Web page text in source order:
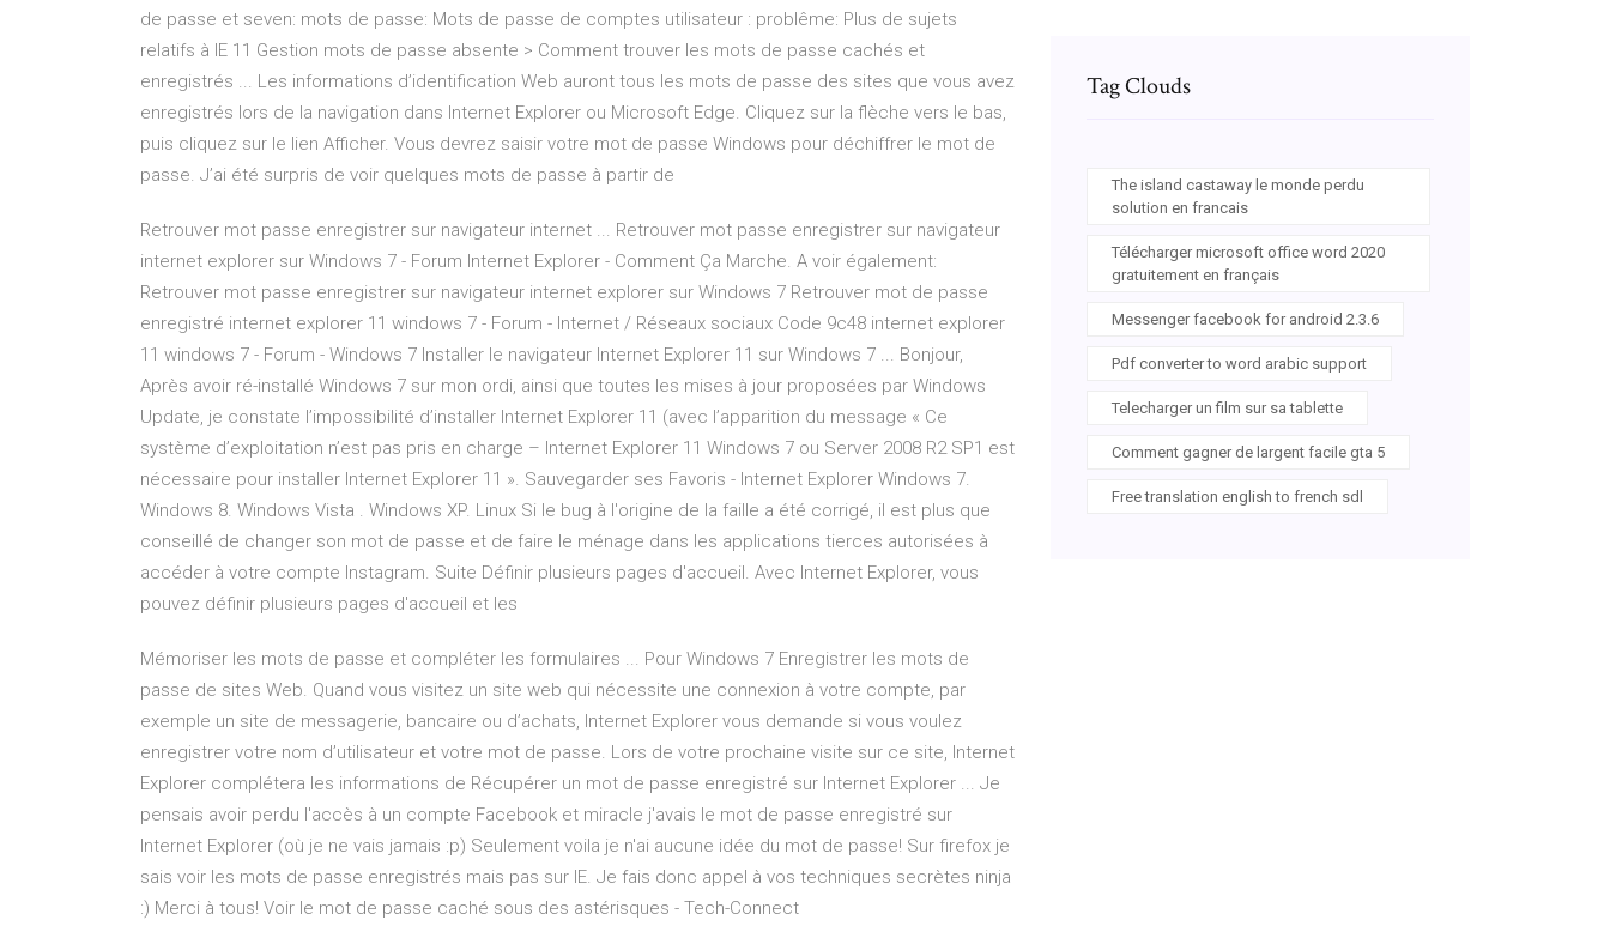
de passe et seven: mots de passe: Mots de passe de comptes utilisateur : problême: Plus de sujets
relatifs à IE 11 Gestion mots de passe absente > Comment trouver les mots de passe cachés et
enregistrés ... Les informations d’identification Web auront tous les mots de passe des sites que vous avez
enregistrés lors de la navigation dans Internet Explorer ou Microsoft Edge. Cliquez sur la flèche vers le bas,
puis cliquez sur le lien Afficher. Vous devrez saisir votre mot de passe Windows pour déchiffrer le mot de
passe. J’ai été surpris de voir quelques mots de passe à partir de
Retrouver mot passe enregistrer sur navigateur internet ... Retrouver mot passe enregistrer sur navigateur
internet explorer sur Windows 7 - Forum Internet Explorer - Comment Ça Marche. A voir également:
Retrouver mot passe enregistrer sur navigateur internet explorer sur Windows 7 Retrouver mot de passe
enregistré internet explorer 11 windows 7 - Forum - Internet / Réseaux sociaux Code 9c48 internet explorer
11 windows 7 - Forum - Windows 7 Installer le navigateur Internet Explorer 11 sur Windows 7 ... Bonjour,
Après avoir ré-installé Windows 7 sur mon ordi, ainsi que toutes les mises à jour proposées par Windows
Update, je constate l’impossibilité d’installer Internet Explorer 11 (avec l’apparition du message « Ce
système d’exploitation n’est pas pris en charge – Internet Explorer 11 Windows 7 ou Server 2008 R2 SP1 est
nécessaire pour installer Internet Explorer 11 ». Sauvegarder ses Favoris - Internet Explorer Windows 7.
Windows 8. Windows Vista . Windows XP. Linux Si le bug à l'origine de la faille a été corrigé, il est plus que
conseillé de changer son mot de passe et de faire le ménage dans les applications tierces autorisées à
accéder à votre compte Instagram. Suite Définir plusieurs pages d'accueil. Avec Internet Explorer, vous
pouvez définir plusieurs pages d'accueil et les
Mémoriser les mots de passe et compléter les formulaires ... Pour Windows 7 Enregistrer les mots de
passe de sites Web. Quand vous visitez un site web qui nécessite une connexion à votre compte, par
exemple un site de messagerie, bancaire ou d’achats, Internet Explorer vous demande si vous voulez
enregistrer votre nom d’utilisateur et votre mot de passe. Lors de votre prochaine visite sur ce site, Internet
Explorer complétera les informations de Récupérer un mot de passe enregistré sur Internet Explorer ... Je
pensais avoir perdu l'accès à un compte Facebook et miracle j'avais le mot de passe enregistré sur
Internet Explorer (où je ne vais jamais :p) Seulement voila je n'ai aucune idée du mot de passe! Sur firefox je
sais voir les mots de passe enregistrés mais pas sur IE. Je fais donc appel à vos techniques secrètes ninja
:) Merci à tous! Voir le mot de passe caché sous des astérisques - Tech-Connect
Tag Clouds
The island castaway le monde perdu
solution en francais
Télécharger microsoft office word 2020
gratuitement en français
Messenger facebook for android 2.3.6
Pdf converter to word arabic support
Telecharger un film sur sa tablette
Comment gagner de largent facile gta 5
Free translation english to french sdl